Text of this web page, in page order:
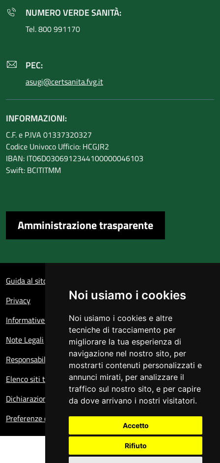
Noi usiamo i cookies
Noi usiamo i cookies e altre
tecniche di tracciamento per
migliorare la tua esperienza di
navigazione nel nostro sito, per
mostrarti contenuti personalizzati e
annunci mirati, per analizzare il
traffico sul nostro sito, e per capire
da dove arrivano i nostri visitatori.
Accetto
Rifiuto
NUMERO VERDE SANITÀ:
Tel. 800 991170
PEC:
asugi@certsanita.fvg.it
INFORMAZIONI:
C.F. e P.IVA 01337320327
Codice Univoco Ufficio: HCGJR2
IBAN: IT06D0306912344100000046103
Swift: BCITITMM
Amministrazione trasparente
Guida al sito
Privacy
Informative sul trattamento dei dati personali
Note Legali
Responsabile del sito
Elenco siti tematici
Dichiarazione di accessibilità
Preferenze cookie